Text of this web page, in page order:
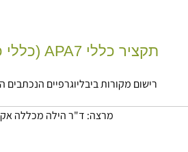
תקציר כללי APA7 (כללי כתיבה מדעית)
רישום מקורות ביבליוגרפיים
מרצה: ד"ר הילה מכללה